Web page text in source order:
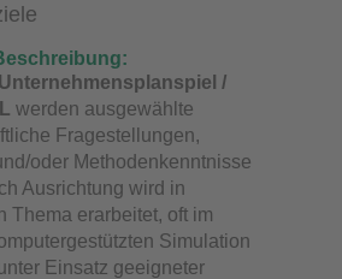
Unternehmensplanspiel /
werden ausgewählte
Fragestellungen,
oder Methodenkenntnisse
Ausrichtung wird in
Thema erarbeitet, oft im
Simulation
Einsatz geeigneter